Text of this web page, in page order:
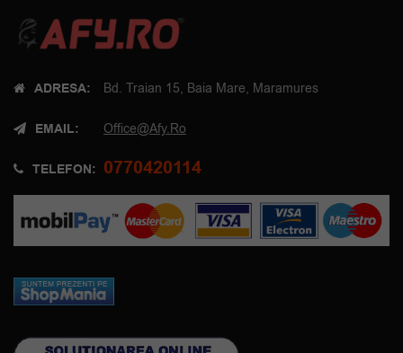
ADRESA: Bd. Traian 15, Baia Mare, Maramures
EMAIL: Office@afy.ro
TELEFON: 0770420114